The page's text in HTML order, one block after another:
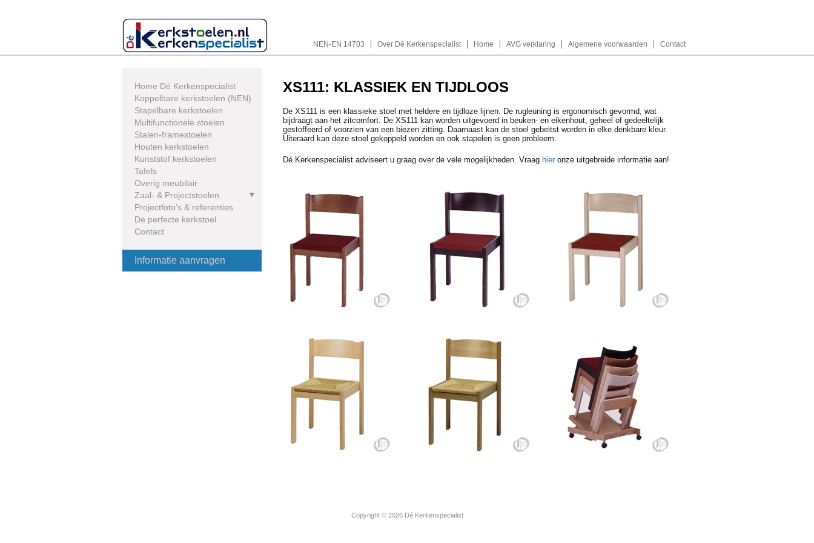
NEN-EN 14703 Over Dé Kerkenspecialist Home AVG verklaring Algemene voorwaarden Contact
Home Dé Kerkenspecialist
Koppelbare kerkstoelen (NEN)
Stapelbare kerkstoelen
Multifunctionele stoelen
Stalen-framestoelen
Houten kerkstoelen
Kunststof kerkstoelen
Tafels
Overig meubilair
Zaal- & Projectstoelen
Projectfoto’s & referenties
De perfecte kerkstoel
Contact
Informatie aanvragen
XS111: KLASSIEK EN TIJDLOOS
De XS111 is een klassieke stoel met heldere en tijdloze lijnen. De rugleuning is ergonomisch gevormd, wat
bijdraagt aan het zitcomfort. De XS111 kan worden uitgevoerd in beuken- en eikenhout, geheel of gedeeltelijk
gestoffeerd of voorzien van een biezen zitting. Daarnaast kan de stoel gebeitst worden in elke denkbare kleur.
Uiteraard kan deze stoel gekoppeld worden en ook stapelen is geen probleem.
Dé Kerkenspecialist adviseert u graag over de vele mogelijkheden. Vraag hier onze uitgebreide informatie aan!
Copyright © 2026 Dé Kerkenspecialist